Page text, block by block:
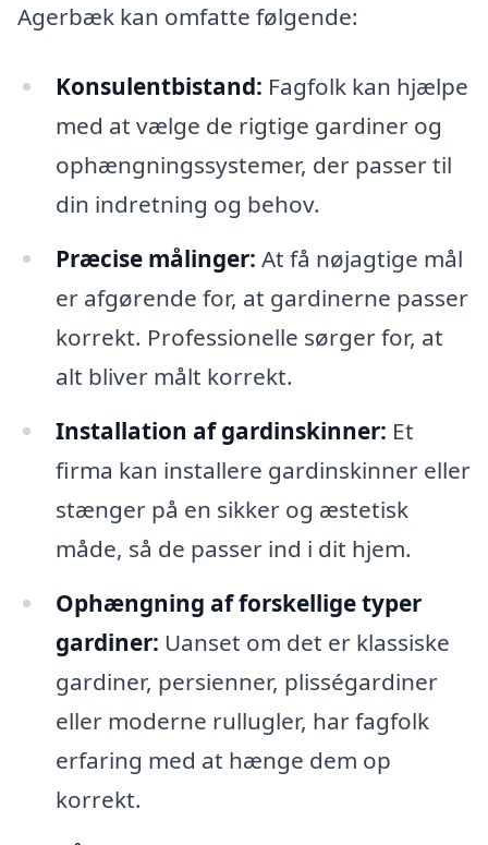
Agerbæk kan omfatte følgende:
Konsulentbistand: Fagfolk kan hjælpe
med at vælge de rigtige gardiner og
ophængningssystemer, der passer til
din indretning og behov.
Præcise målinger: At få nøjagtige mål
er afgørende for, at gardinerne passer
korrekt. Professionelle sørger for, at
alt bliver målt korrekt.
Installation af gardinskinner: Et
firma kan installere gardinskinner eller
stænger på en sikker og æstetisk
måde, så de passer ind i dit hjem.
Ophængning af forskellige typer
gardiner: Uanset om det er klassiske
gardiner, persienner, plisségardiner
eller moderne rullugler, har fagfolk
erfaring med at hænge dem op
korrekt.